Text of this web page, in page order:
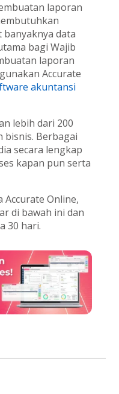
laporan
data
bagi Wajib
laporan
Accurate
akuntansi
lebih dari 200
bisnis. Berbagai
secara lengkap
kapan pun serta
Online,
di bawah ini dan
30 hari.